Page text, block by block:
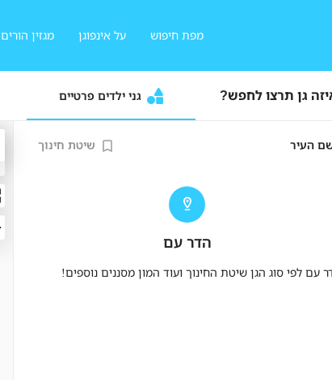
מפת חיפוש על אינפוגן מגזין הורים
גן תרצו לחפש? גני ילדים פרטיים
העיר שיטת חינוך
הדר עם
לפי סוג הגן שיטת החינוך ועוד המון מסננים נוספים!